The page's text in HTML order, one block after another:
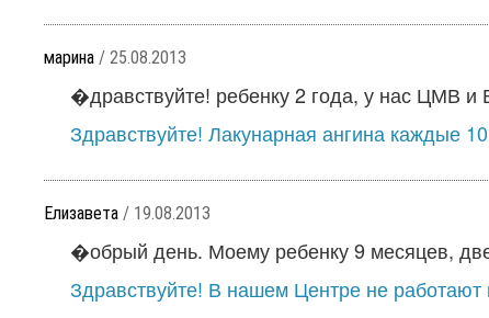
марина / 25.08.2013
�дравствуйте! ребенку 2 года, у нас ЦМВ и
Здравствуйте! Лакунарная ангина каждые
Елизавета / 19.08.2013
�обрый день. Моему ребенку 9 месяцев,
Здравствуйте! В нашем Центре не работают